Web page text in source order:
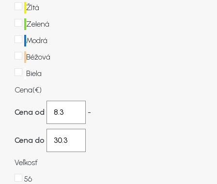
Žltá
Zelená
Modrá
Béžová
Biela
Cena(€)
Cena od -
Cena do
Veľkosť
56